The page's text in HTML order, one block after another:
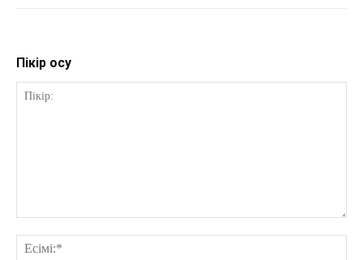
Пікір қосу